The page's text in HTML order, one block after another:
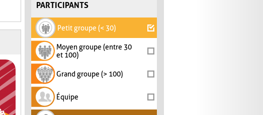
PARTICIPANTS
Petit groupe (< 30)
Moyen groupe (entre 30
et 100)
Grand groupe (> 100)
Équipe